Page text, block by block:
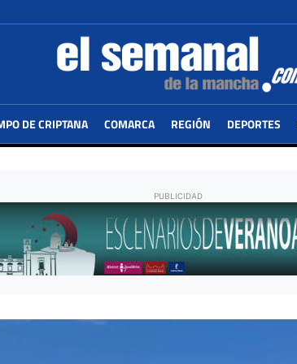
DE CRIPTANA COMARCA REGIÓN DEPORTES